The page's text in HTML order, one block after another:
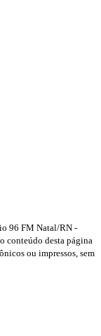
96 FM Natal/RN -
conteúdo desta página
ou impressos, sem